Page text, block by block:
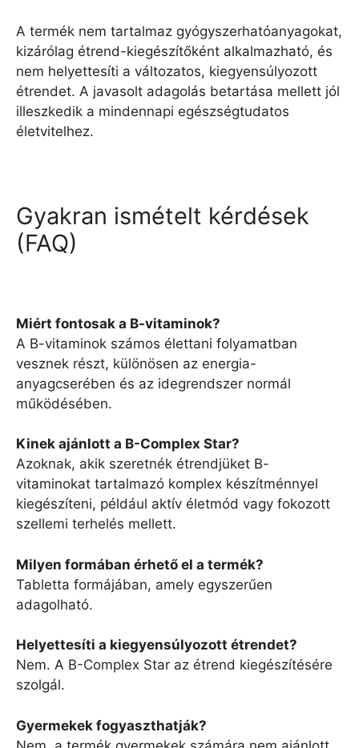
A termék nem tartalmaz gyógyszerhatóanyagokat,
kizárólag étrend-kiegészítőként alkalmazható, és
nem helyettesíti a változatos, kiegyensúlyozott
étrendet. A javasolt adagolás betartása mellett jól
illeszkedik a mindennapi egészségtudatos
életvitelhez.
Gyakran ismételt kérdések
(FAQ)
Miért fontosak a B-vitaminok?
A B-vitaminok számos élettani folyamatban
vesznek részt, különösen az energia-
anyagcserében és az idegrendszer normál
működésében.
Kinek ajánlott a B-Complex Star?
Azoknak, akik szeretnék étrendjüket B-
vitaminokat tartalmazó komplex készítménnyel
kiegészíteni, például aktív életmód vagy fokozott
szellemi terhelés mellett.
Milyen formában érhető el a termék?
Tabletta formájában, amely egyszerűen
adagolható.
Helyettesíti a kiegyensúlyozott étrendet?
Nem. A B-Complex Star az étrend kiegészítésére
szolgál.
Gyermekek fogyaszthatják?